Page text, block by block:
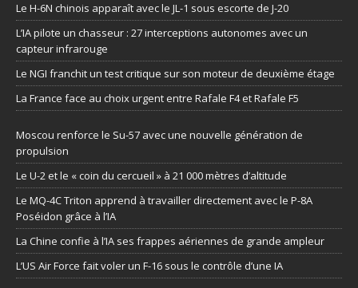
Le H-6N chinois apparaît avec le JL-1 sous escorte de J-20
L’IA pilote un chasseur : 27 interceptions autonomes avec un
capteur infrarouge
Le NGI franchit un test critique sur son moteur de deuxième étage
La France face au choix urgent entre Rafale F4 et Rafale F5
Moscou renforce le Su-57 avec une nouvelle génération de
propulsion
Le U-2 et le « coin du cercueil » à 21 000 mètres d’altitude
Le MQ-4C Triton apprend à travailler directement avec le P-8A
Poséidon grâce à l’IA
La Chine confie à l’IA ses frappes aériennes de grande ampleur
L’US Air Force fait voler un F-16 sous le contrôle d’une IA